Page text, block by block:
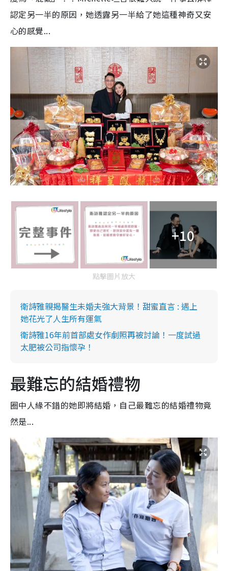
認定另一半的原因，她透露另一半給了她這種神奇又安
心的感覺...
+10
點擊圖片放大
衛詩雅親揭醫生未婚夫強大背景！甜蜜直言 : 遇上
她花光了人生所有運氣
衛詩雅16年前首部處女作劇照再被討論！一度試過
太肥被公司指懷孕！
最難忘的結婚禮物
圈中人緣不錯的她即將結婚，自己最難忘的結婚禮物竟
然是...